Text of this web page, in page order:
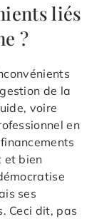
liés
?
de la
voire
en
et bien
ses
Ceci dit, pas